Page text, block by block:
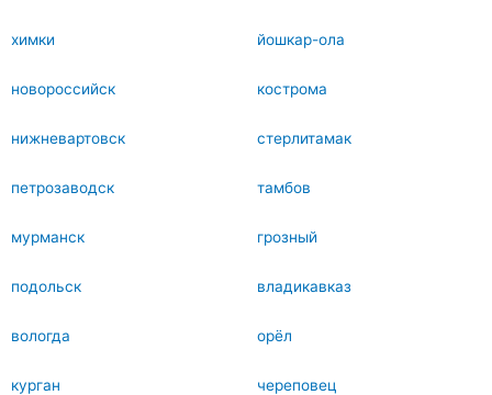
химки йошкар-ола
новороссийск кострома
нижневартовск стерлитамак
петрозаводск тамбов
мурманск грозный
подольск владикавказ
вологда орёл
курган череповец